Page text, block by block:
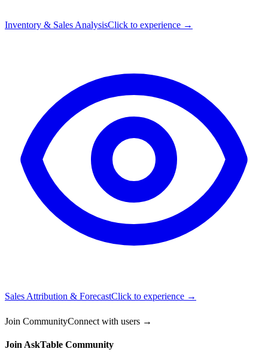
Inventory & Sales AnalysisClick to experience →
Sales Attribution & ForecastClick to experience →
Join CommunityConnect with users →
Join AskTable Community